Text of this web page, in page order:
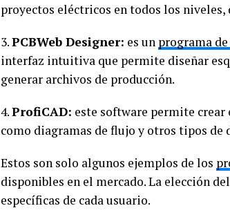
proyectos eléctricos en todos los
3.PCBWeb Designer: es un programa
interfaz intuitiva que permite diseñar
generar archivos de producción.
4.ProfiCAD: este software permite
como diagramas de flujo y otros tipos de
Estos son solo algunos ejemplos de los
disponibles en el mercado. La elección
específicas de cada usuario.